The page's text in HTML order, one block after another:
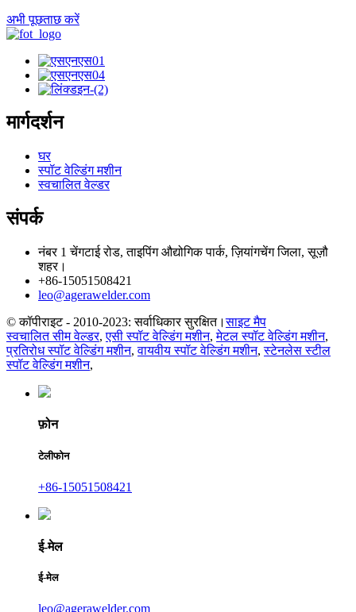
अभी पूछताछ करें
मार्गदर्शन
घर
स्पॉट वेल्डिंग मशीन
स्वचालित वेल्डर
संपर्क
नंबर 1 चेंगटाई रोड, ताइपिंग औद्योगिक पार्क, ज़ियांगचेंग जिला, सूज़ौ
शहर।
+86-15051508421
leo@agerawelder.com
© कॉपीराइट - 2010-2023: सर्वाधिकार सुरक्षित।साइट मैप
स्वचालित सीम वेल्डर,एसी स्पॉट वेल्डिंग मशीन,मेटल स्पॉट वेल्डिंग मशीन,
प्रतिरोध स्पॉट वेल्डिंग मशीन,वायवीय स्पॉट वेल्डिंग मशीन,स्टेनलेस स्टील
स्पॉट वेल्डिंग मशीन,
फ़ोन
टेलीफोन
+86-15051508421
ई-मेल
ई-मेल
leo@agerawelder.com